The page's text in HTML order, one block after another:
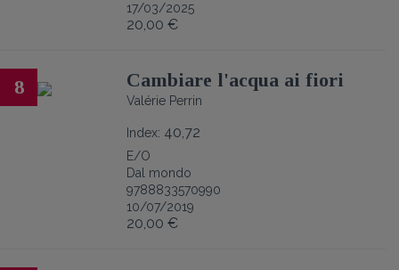
17/03/2025
20,00 €
8 Cambiare l'acqua ai fiori
Valérie Perrin
Index: 40,72
E/O
Dal mondo
9788833570990
10/07/2019
20,00 €